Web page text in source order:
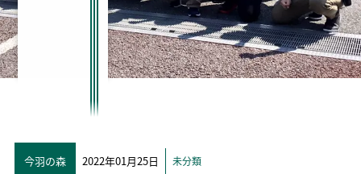
今羽の森 2022年01月25日 未分類